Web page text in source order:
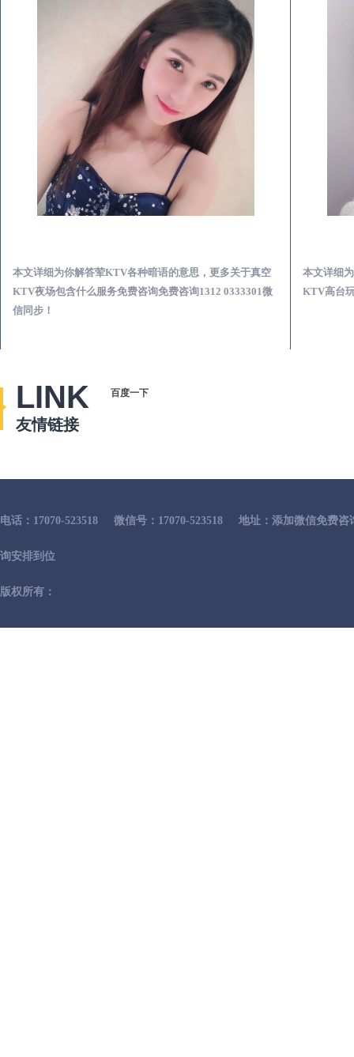
本文详细为你解答荤KTV各种暗语的意思，更多关于真空
KTV夜场包含什么服务免费咨询免费咨询1312 0333301微
信同步！
本文详细
KTV高台
LINK
友情链接
百度一下
电话：17070-523518 微信号：17070-523518 地址：添加微信免费
询安排到位
版权所有：